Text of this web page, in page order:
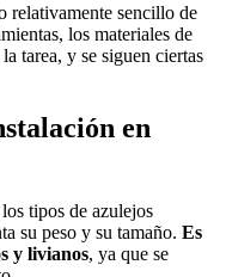
relativamente sencillo de
los materiales de
tarea, y se siguen ciertas
en
tipos de azulejos
su peso y su tamaño. Es
y livianos, ya que se